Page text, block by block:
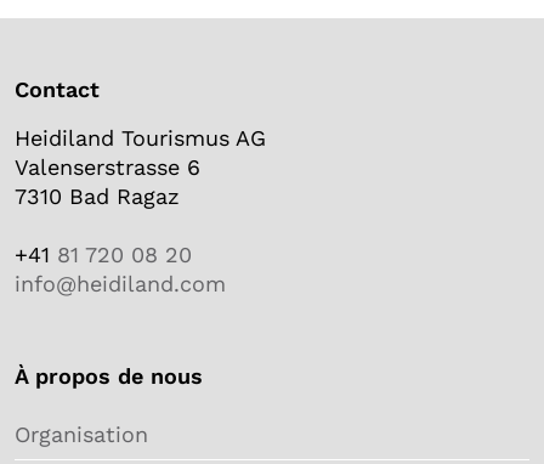
Contact
Heidiland Tourismus AG
Valenserstrasse 6
7310 Bad Ragaz
+41 81 720 08 20
info@heidiland.com
À propos de nous
Organisation